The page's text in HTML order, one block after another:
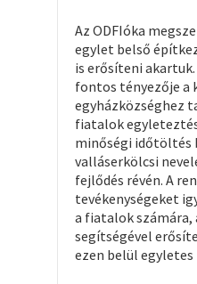
Az ODFIóka
egylet belső
is erősíteni
fontos tényezője a
egyházközséghez
fiatalok
minőségi időtöltés
valláserkölcsi
fejlődés révén. A
tevékenységeket
a fiatalok számára,
segítségével
ezen belül